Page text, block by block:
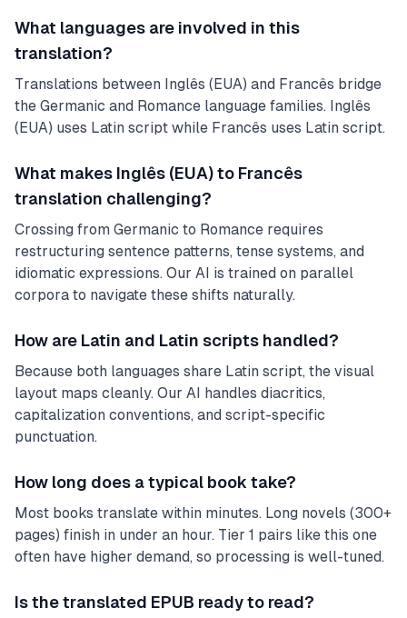
What languages are involved in this
translation?
Translations between Inglês (EUA) and Francês bridge
the Germanic and Romance language families. Inglês
(EUA) uses Latin script while Francês uses Latin script.
What makes Inglês (EUA) to Francês
translation challenging?
Crossing from Germanic to Romance requires
restructuring sentence patterns, tense systems, and
idiomatic expressions. Our AI is trained on parallel
corpora to navigate these shifts naturally.
How are Latin and Latin scripts handled?
Because both languages share Latin script, the visual
layout maps cleanly. Our AI handles diacritics,
capitalization conventions, and script-specific
punctuation.
How long does a typical book take?
Most books translate within minutes. Long novels (300+
pages) finish in under an hour. Tier 1 pairs like this one
often have higher demand, so processing is well-tuned.
Is the translated EPUB ready to read?